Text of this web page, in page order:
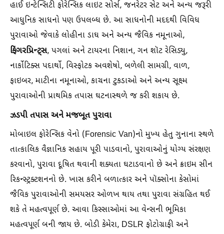
હાઈ ઇન્ટેન્સિટી ફોરેન્સિક લાઇટ સોર્સ, જનરેટર સેટ અને અન્ય જરૂરી
આધુનિક સાધનો પણ ઉપલબ્ધ છે. આ સાધનોની મદદથી વિવિધ
પુરાવાઓ જેવાકે લોહીના ડાઘ અને અન્ય જૈવિક નમૂનાઓ,
ફિંગરપ્રિન્ટ્સ, પગલાં અને ટાયરના નિશાન, ગન શૉટ રેસિડ્યુ,
નાર્કોટિક્સ પદાર્થો, વિસ્ફોટક અવશેષો, બળેલી સામગ્રી, વાળ,
ફાઇબર, માટીના નમૂનાઓ, કાચના ટુકડાઓ અને અન્ય સૂક્ષ્‍મ
પુરાવાઓની પ્રાથમિક તપાસ ઘટનાસ્થળે જ કરી શકાય છે.
ઝડપી તપાસ અને મજબૂત પુરાવા
મોબાઇલ ફોરેન્સિક વેનો (Forensic Van)નો મુખ્ય હેતુ ગુનાના સ્થળે
તાત્કાલિક વૈજ્ઞાનિક સહાય પૂરી પાડવાનો, પુરાવાઓનું યોગ્ય સંરક્ષણ
કરવાનો, પુરાવા દૂષિત થવાની શક્યતા ઘટાડવાનો છે અને ક્રાઇમ સીન
રિકન્સ્ટ્રક્ટશનનો છે. ખાસ કરીને બળાત્કાર અને પૉક્સોના કેસોમાં
જૈવિક પુરાવાઓની સમયસર ઓળખ થાય તથા પુરાવા સંગ્રહિત થઈ
શકે તે મહત્વપૂર્ણ છે. આવા કિસ્સાઓમાં આ વેન્સની ભૂમિકા
મહત્વપૂર્ણ બની જાય છે. બોડી કેમેરા, DSLR ફોટોગ્રાફી અને